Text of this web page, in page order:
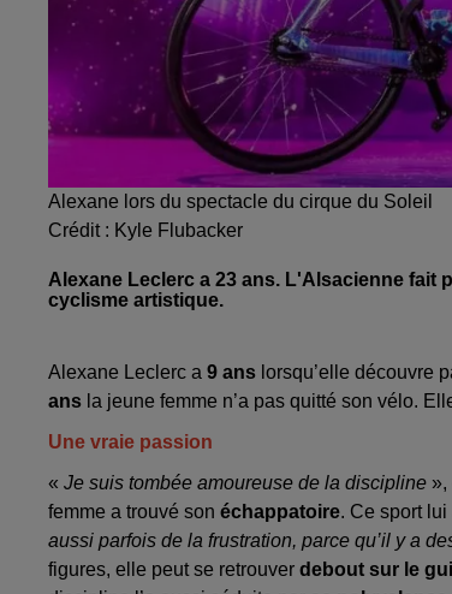
Alexane lors du spectacle du cirque du Soleil
Crédit : Kyle Flubacker
Alexane Leclerc a 23 ans. L'Alsacienne fait
cyclisme artistique.
Alexane Leclerc a 9 ans lorsqu’elle découvre
ans la jeune femme n’a pas quitté son vélo.
Une vraie passion
« Je suis tombée amoureuse de la discipline »,
femme a trouvé son échappatoire. Ce sport lui
aussi parfois de la frustration, parce qu’il y a
figures, elle peut se retrouver debout sur le